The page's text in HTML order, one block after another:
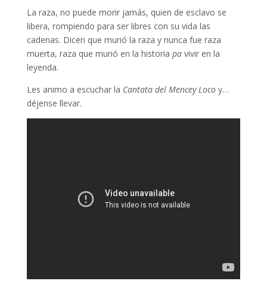
La raza, no puede morir jamás, quien de esclavo se
libera, rompiendo para ser libres con su vida las
cadenas. Dicen que murió la raza y nunca fue raza
muerta, raza que murió en la historia pa vivir en la
leyenda.
Les animo a escuchar la Cantata del Mencey Locoy…
déjense llevar.